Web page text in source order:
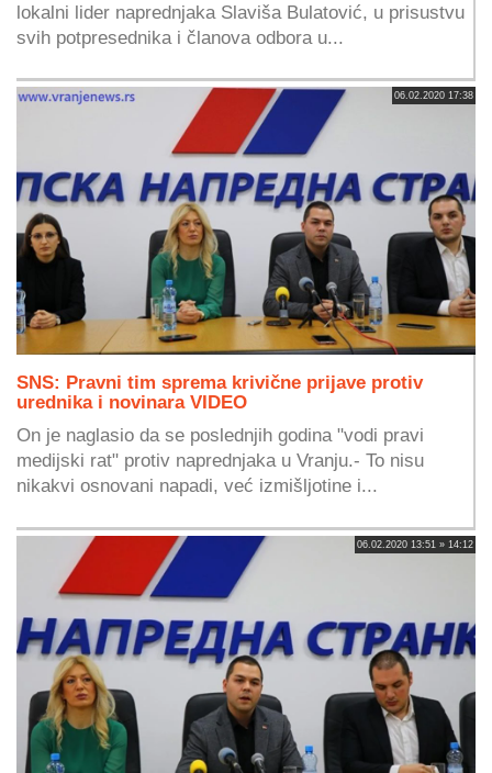
lokalni lider naprednjaka Slaviša Bulatović, u prisustvu
svih potpresednika i članova odbora u...
06.02.2020 17:38
SNS: Pravni tim sprema krivične prijave protiv
urednika i novinara VIDEO
On je naglasio da se poslednjih godina "vodi pravi
medijski rat" protiv naprednjaka u Vranju.- To nisu
nikakvi osnovani napadi, već izmišljotine i...
06.02.2020 13:51 » 14:12